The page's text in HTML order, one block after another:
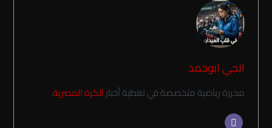
انجي ابوحمد
محررة رياضية متخصصة في تغطية أخبارالكرة المصرية.